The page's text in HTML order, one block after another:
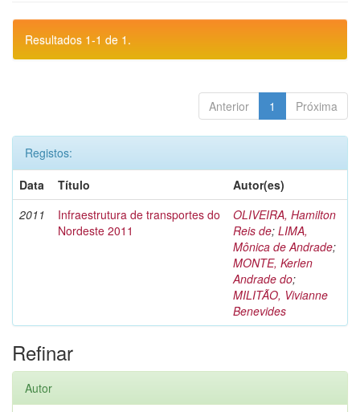
Resultados 1-1 de 1.
Anterior 1 Próxima
Registos:
Data
Título
Autor(es)
2011
Infraestrutura de transportes do
Nordeste 2011
OLIVEIRA, Hamilton
Reis de; LIMA,
Mônica de Andrade;
MONTE, Kerlen
Andrade do;
MILITÃO, Vivianne
Benevides
Refinar
Autor